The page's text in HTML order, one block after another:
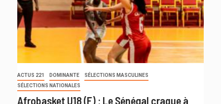
ACTUS 221 DOMINANTE
SÉLECTIONS MASCULINES
SÉLECTIONS NATIONALES
Afrobasket U18 (F) : Le Sénégal craque à